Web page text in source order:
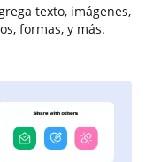
texto, imágenes,
formas, y más.